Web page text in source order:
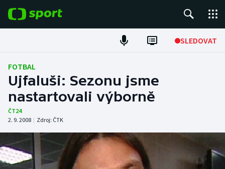
SLEDOVAT
Fotbal
Hokej
Tenis
Atletika
Cyklistika
FOTBAL
Ujfaluši: Sezonu jsme
nastartovali výborně
ČT24
2. 9. 2008 | Zdroj: ČTK